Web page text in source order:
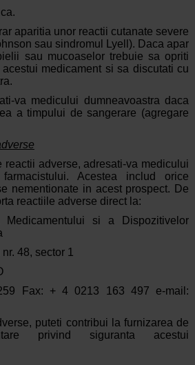
aparitia unor reactii cutanate severe
sau sindromul Lyell). Daca apar
sau mucoaselor trebuie sa opriti
medicament si sa discutati cu
va medicului dumneavoastra daca
a timpului de sangerare (agregare
reactii adverse, adresati-va medicului
Acestea includ orice
nementionate in acest prospect. De
reactiile adverse direct la:
si a Dispozitivelor
48, sector 1
Fax: + 4 0213 163 497 e-mail:
puteti contribui la furnizarea de
privind siguranta acestui